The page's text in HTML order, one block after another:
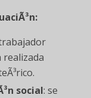
realizada
social: se